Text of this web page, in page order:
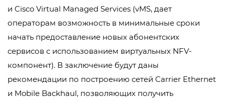
и Cisco Virtual Managed Serviсes (vMS, дает
операторам возможность в минимальные сроки
начать предоставление новых абонентских
сервисов с использованием виртуальных NFV-
компонент). В заключение будут даны
рекомендации по построению сетей Carrier Ethernet
и Mobile Backhaul, позволяющих получить